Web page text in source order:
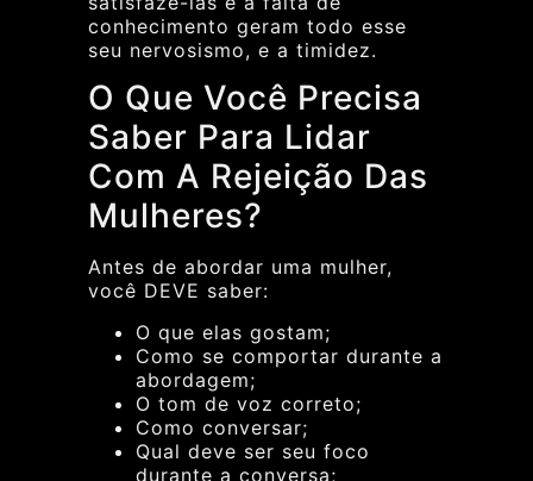
conhecimento geram todo esse
seu nervosismo, e a timidez.
O Que Você Precisa
Saber Para Lidar
Com A Rejeição Das
Mulheres?
Antes de abordar uma mulher,
você DEVE saber:
O que elas gostam;
Como se comportar durante a
abordagem;
O tom de voz correto;
Como conversar;
Qual deve ser seu foco
durante a conversa;